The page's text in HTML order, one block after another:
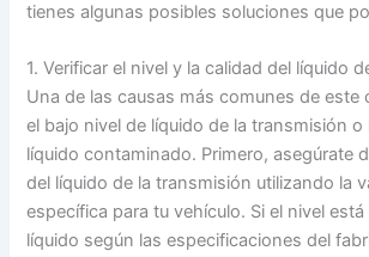
tienes algunas posibles soluciones que
1. Verificar el nivel y la calidad del líquido
Una de las causas más comunes de este
el bajo nivel de líquido de la transmisión o
líquido contaminado. Primero, asegúrate
del líquido de la transmisión utilizando la
específica para tu vehículo. Si el nivel
líquido según las especificaciones del